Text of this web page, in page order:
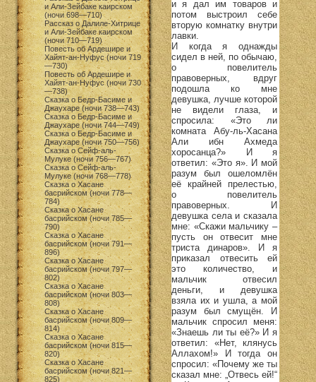
и Али-Зейбаке каирском
(ночи 698—710)
Рассказ о Далиле-Хитрице
и Али-Зейбаке каирском
(ночи 710—719)
Повесть об Ардешире и
Хайят-ан-Нуфус (ночи 719
—730)
Повесть об Ардешире и
Хайят-ан-Нуфус (ночи 730
—738)
Сказка о Бедр-Басиме и
Джаухаре (ночи 738—743)
Сказка о Бедр-Басиме и
Джаухаре (ночи 744—749)
Сказка о Бедр-Басиме и
Джаухаре (ночи 750—756)
Сказка о Сейф-аль-
Мулуке (ночи 756—767)
Сказка о Сейф-аль-
Мулуке (ночи 768—778)
Сказка о Хасане
басрийском (ночи 778—
784)
Сказка о Хасане
басрийском (ночи 785—
790)
Сказка о Хасане
басрийском (ночи 791—
896)
Сказка о Хасане
басрийском (ночи 797—
802)
Сказка о Хасане
басрийском (ночи 803—
808)
Сказка о Хасане
басрийском (ночи 809—
814)
Сказка о Хасане
басрийском (ночи 815—
820)
Сказка о Хасане
басрийском (ночи 821—
825)
и я дал им товаров и
потом выстроил себе
вторую комнатку внутри
лавки.
И когда я однажды
сидел в ней, по обычаю,
о повелитель
правоверных, вдруг
подошла ко мне
девушка, лучше которой
не видели глаза, и
спросила: «Это ли
комната Абу-ль-Хасана
Али ибн Ахмеда
хоросанца?» И я
ответил: «Это я». И мой
разум был ошеломлён
её крайней прелестью,
о повелитель
правоверных. И
девушка села и сказала
мне: «Скажи мальчику –
пусть он отвесит мне
триста динаров». И я
приказал отвесить ей
это количество, и
мальчик отвесил
деньги, и девушка
взяла их и ушла, а мой
разум был смущён. И
мальчик спросил меня:
«Знаешь ли ты её?» И я
ответил: «Нет, клянусь
Аллахом!» И тогда он
спросил: «Почему же ты
сказал мне: „Отвесь ей!“